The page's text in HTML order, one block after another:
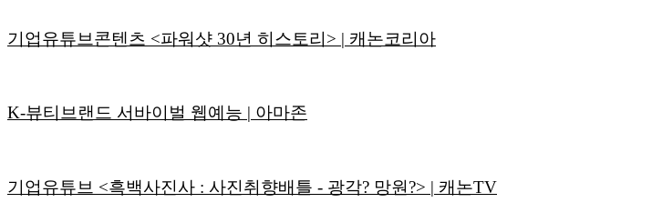
기업유튜브콘텐츠 <파워샷 30년 히스토리> | 캐논코리아
K-뷰티브랜드 서바이벌 웹예능 | 아마존
기업유튜브 <흑백사진사 : 사진취향배틀 - 광각? 망원?> | 캐논TV